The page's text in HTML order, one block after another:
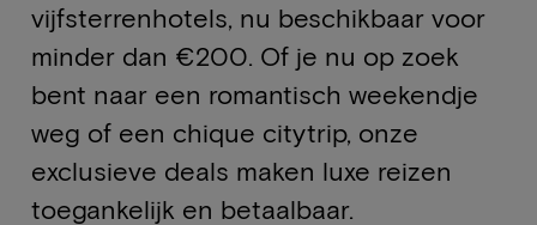
vijfsterrenhotels, nu beschikbaar voor
minder dan €200. Of je nu op zoek
bent naar een romantisch weekendje
weg of een chique citytrip, onze
exclusieve deals maken luxe reizen
toegankelijk en betaalbaar.